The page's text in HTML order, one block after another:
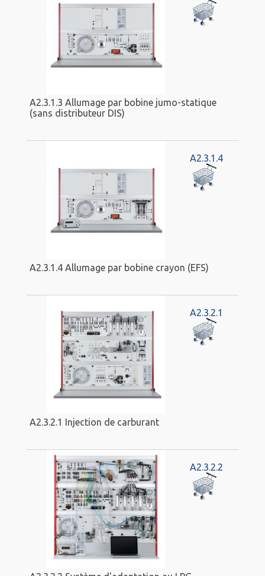
A2.3.1.3 Allumage par bobine jumo-statique
(sans distributeur DIS)
A2.3.1.4
A2.3.1.4 Allumage par bobine crayon (EFS)
A2.3.2.1
A2.3.2.1 Injection de carburant
A2.3.2.2